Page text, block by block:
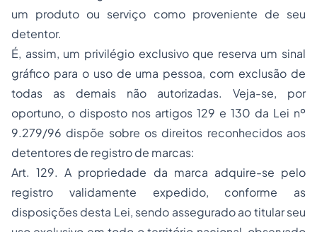
um produto ou serviço como proveniente de seu
detentor.
É, assim, um privilégio exclusivo que reserva um sinal
gráfico para o uso de uma pessoa, com exclusão de
todas as demais não autorizadas. Veja-se, por
oportuno, o disposto nos artigos 129 e 130 da Lei nº
9.279/96 dispõe sobre os direitos reconhecidos aos
detentores de registro de marcas:
Art. 129. A propriedade da marca adquire-se pelo
registro validamente expedido, conforme as
disposições desta Lei, sendo assegurado ao titular seu